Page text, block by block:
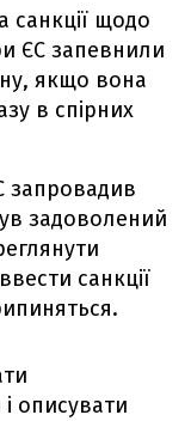
санкції щодо
ЄС запевнили
якщо вона
в спірних
запровадив
задоволений
санкції
описувати